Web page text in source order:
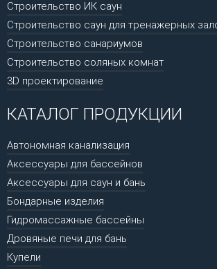
Строительство ИК саун
Строительство саун для тренажерных
Строительство санариумов
Строительство соляных комнат
3D проектирование
КАТАЛОГ ПРОДУКЦИИ
Автономная канализация
Аксессуары для бассейнов
Аксессуары для саун и бань
Бондарные изделия
Гидромассажные бассейны
Дровяные печи для бань
Купели